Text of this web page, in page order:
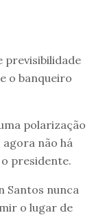
previsibilidade
o banqueiro
polarização
não há
presidente.
Santos nunca
o lugar de